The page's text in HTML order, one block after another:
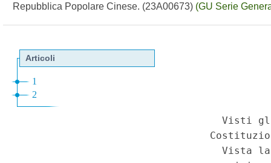
Repubblica Popolare Cinese. (23A00673) (GU Serie